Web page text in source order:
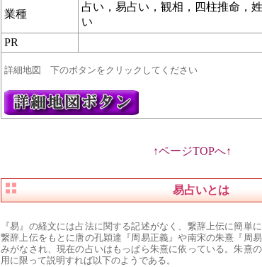
業種
占い，易占い，観相，四柱推命，
い
PR
詳細地図 下のボタンをクリックしてください
↑ページTOPへ↑
易占いとは
『易』の経文には占法に関する記述がなく、繋辞上伝に簡単
繋辞上伝をもとに唐の孔穎達『周易正義』や南宋の朱熹『周
みがなされ、現在の占いはもっぱら朱熹に依っている。朱熹
用に限って説明すれば以下のようである。